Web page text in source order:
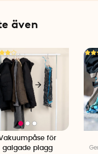
även
för
galgade plagg